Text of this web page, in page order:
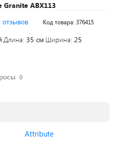
ABX113
отзывов Код товара: 376415
Длина: 35 см Ширина: 25
0
Attribute